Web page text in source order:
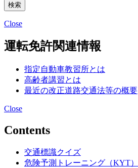
Close
運転免許関連情報
指定自動車教習所とは
高齢者講習とは
最近の改正道路交通法等の概要
Close
Contents
交通標識クイズ
危険予測トレーニング（KYT）